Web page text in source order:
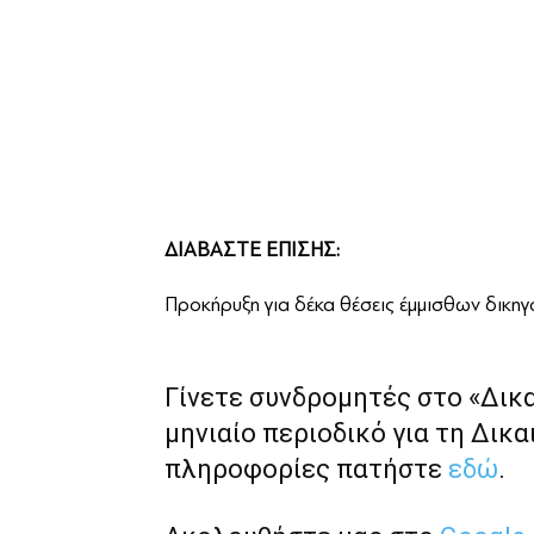
ΔΙΑΒΑΣΤΕ ΕΠΙΣΗΣ:
Προκήρυξη για δέκα θέσεις έμμισθων
Γίνετε συνδρομητές στο
μηνιαίο περιοδικό για τη
πληροφορίες πατήστε εδώ.